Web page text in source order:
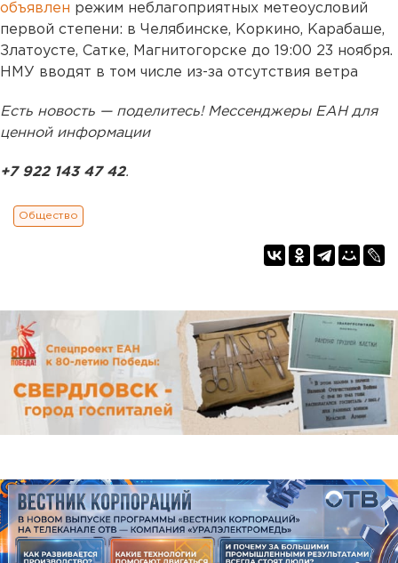
объявлен режим неблагоприятных метеоусловий
первой степени: в Челябинске, Коркино, Карабаше,
Златоусте, Сатке, Магнитогорске до 19:00 23 ноября.
НМУ вводят в том числе из-за отсутствия ветра
Есть новость — поделитесь! Мессенджеры ЕАН для
ценной информации
+7 922 143 47 42.
Общество